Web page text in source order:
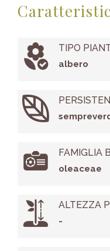
TIPO
albero
FAMIGLIA
oleaceae
ALTEZZA
-